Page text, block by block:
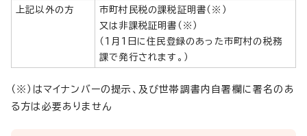
上記以外の方
市町村民税の課税証明書（※）
又は非課税証明書（※）
（1月1日に住民登録のあった市町村の税務
課で発行されます。）
（※）はマイナンバーの提示、及び世帯調書内自署欄に署名のあ
る方は必要ありません